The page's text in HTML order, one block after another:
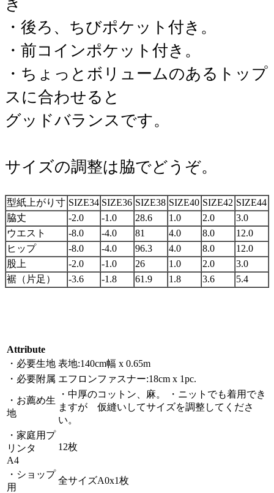
き
・後ろ、ちびポケット付き。
・前コインポケット付き。
・ちょっとボリュームのあるトップ
スに合わせると
グッドバランスです。
サイズの調整は脇でどうぞ。
型紙上がり寸 SIZE34 SIZE36 SIZE38 SIZE40 SIZE42 SIZE44
脇丈
-2.0 -1.0 28.6 1.0 2.0
3.0
ウエスト
-8.0 -4.0 81 4.0 8.0
12.0
ヒップ
-8.0 -4.0 96.3 4.0 8.0
12.0
股上
-2.0 -1.0 26 1.0 2.0
3.0
裾（片足）
-3.6 -1.8 61.9 1.8 3.6 5.4
Attribute
・必要生地 表地:140cm幅 x 0.65m
・必要附属 エフロンファスナー:18cm x 1pc.
・お薦め生
地
・中厚のコットン、麻。 ・ニットでも着用でき
ますが 仮縫いしてサイズを調整してくださ
い。
・家庭用プ
リンタ
A4
12枚
・ショップ
用
全サイズA0x1枚